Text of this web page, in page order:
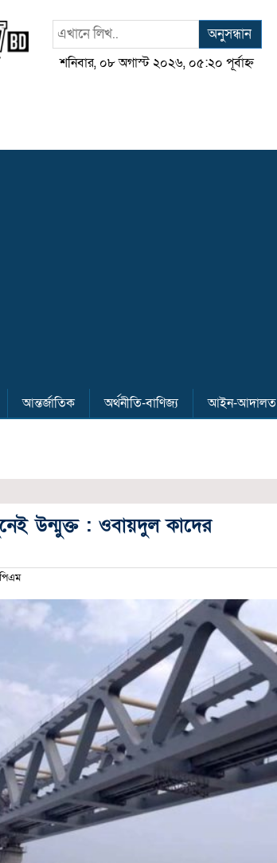
অনুসন্ধান
শনিবার, ০৮ অগাস্ট ২০২৬, ০৫:২০ পূর্বাহ্ন
আন্তর্জাতিক অর্থনীতি-বাণিজ্য আইন-আদালত
উন্মুক্ত : ওবায়দুল কাদের